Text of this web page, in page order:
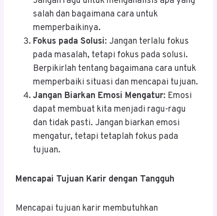
salah dan bagaimana cara untuk
memperbaikinya.
Fokus pada Solusi: Jangan terlalu fokus
pada masalah, tetapi fokus pada solusi.
Berpikirlah tentang bagaimana cara untuk
memperbaiki situasi dan mencapai tujuan.
Jangan Biarkan Emosi Mengatur: Emosi
dapat membuat kita menjadi ragu-ragu
dan tidak pasti. Jangan biarkan emosi
mengatur, tetapi tetaplah fokus pada
tujuan.
Mencapai Tujuan Karir dengan Tangguh
Mencapai tujuan karir membutuhkan